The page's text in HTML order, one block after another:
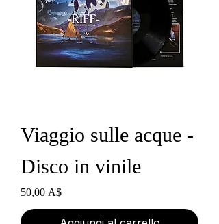
Viaggio sulle acque -
Disco in vinile
Prezzo
50,00 A$